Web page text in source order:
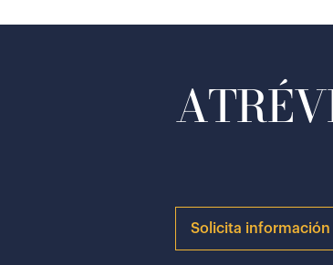
Solicita información